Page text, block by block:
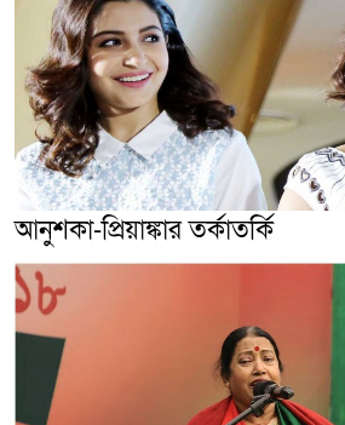
আনুশকা-প্রিয়াঙ্কার তর্কাতর্কি